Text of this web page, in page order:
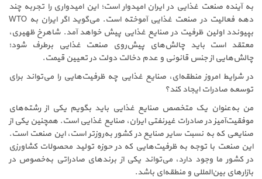
به آینده صنعت غذایی در ایران امیدوار است؛ این امیدواری را تجربه چند
دهه فعالیت در صنعت غذایی آموخته است. می‌گوید اگر ایران به WTO
بپیوندد اولین ظرفیت در صنایع غذایی پیش خواهد آمد. شاهرخ ظهیری،
معتقد است باید چالش‌های پیش‌روی صنعت غذایی برطرف شود؛
چالش‌هایی از جنس قانونی و عدم دخالت دولت در تعیین قیمت.
در شرایط امروز منطقه‌ای، صنایع غذایی چه ظرفیت‌هایی را می‌تواند برای
توسعه صادرات ایجاد کند؟
من به‌عنوان یک متخصص صنایع غذایی باید بگویم یکی از رشته‌های
موفقیت‌آمیز در صادرات غیرنفتی ایران، صنایع غذایی است. همچنین یکی از
صنایعی که به نسبت سایر صنایع در کشور به‌روزتر است، این صنعت است.
این صنعت با توجه به ظرفیت‌هایی که در حوزه تولید محصولات کشاورزی
در کشور ما وجود دارد، می‌تواند یکی از برندهای صادراتی به‌خصوص در
بازارهای بین‌المللی و منطقه‌ای باشد.